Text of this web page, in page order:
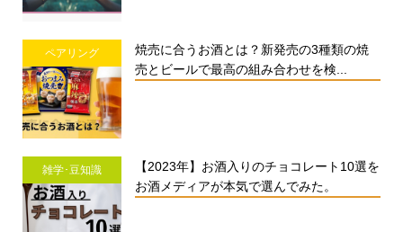
ペアリング
焼売に合うお酒とは？新発売の3種類の焼
売とビールで最高の組み合わせを検...
雑学･豆知識
【2023年】お酒入りのチョコレート10選を
お酒メディアが本気で選んでみた。